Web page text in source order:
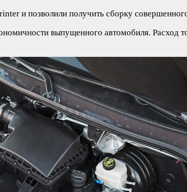
и позволили получить сборку
выпущенного автомобиля. Расход